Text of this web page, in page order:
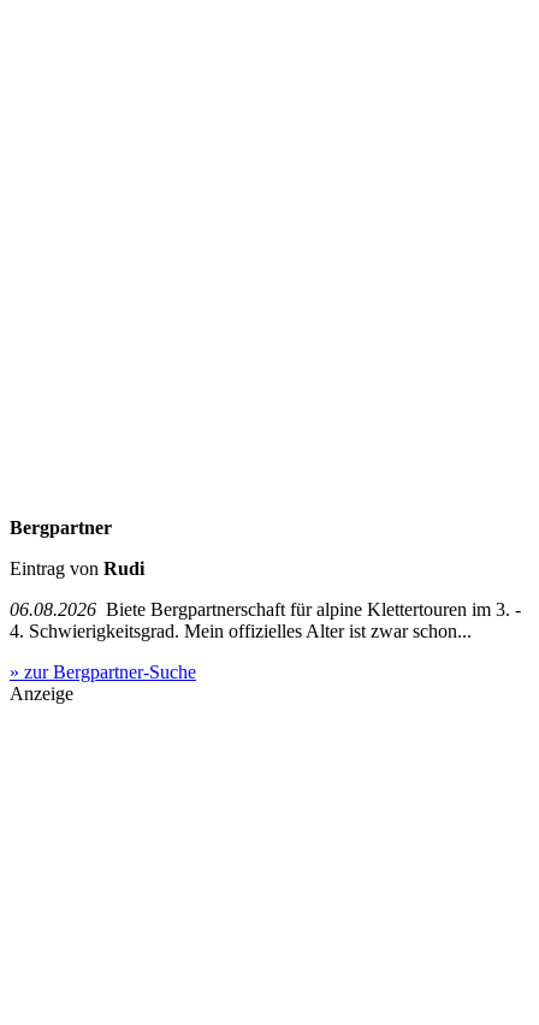
Bergpartner
Eintrag von Rudi
06.08.2026 Biete Bergpartnerschaft für alpine Klettertouren im 3. -
4. Schwierigkeitsgrad. Mein offizielles Alter ist zwar schon...
» zur Bergpartner-Suche
Anzeige